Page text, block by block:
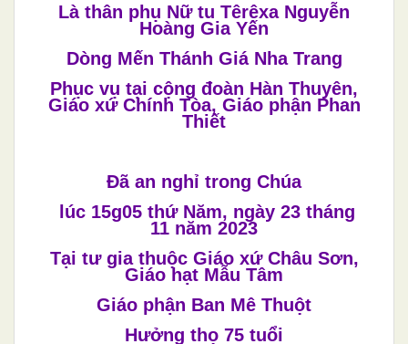
Là thân phụ Nữ tu Têrêxa Nguyễn
Hoàng Gia Yến
Dòng Mến Thánh Giá Nha Trang
Phục vụ tại cộng đoàn Hàn Thuyên,
Giáo xứ Chính Tòa, Giáo phận Phan
Thiết
Đã an nghỉ trong Chúa
lúc 15g05 thứ Năm, ngày 23tháng
11 năm 2023
Tại tư gia thuộc Giáo xứ Châu Sơn,
Giáo hạt Mẫu Tâm
Giáo phận Ban Mê Thuột
Hưởng thọ 75 tuổi